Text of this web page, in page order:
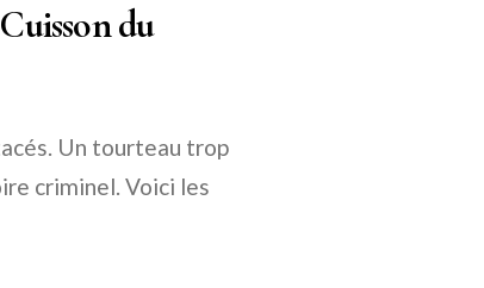
du
Un tourteau trop
criminel. Voici les